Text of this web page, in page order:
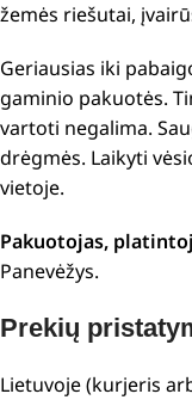
žemės riešutai,
Geriausias iki
gaminio pakuotės.
vartoti negalima.
drėgmės. Laikyti
vietoje.
Pakuotojas,
Panevėžys.
Prekių
Lietuvoje (kurjeris